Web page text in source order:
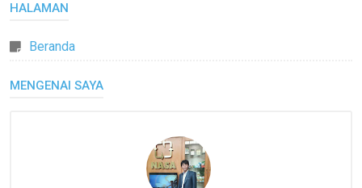
HALAMAN
Beranda
MENGENAI SAYA